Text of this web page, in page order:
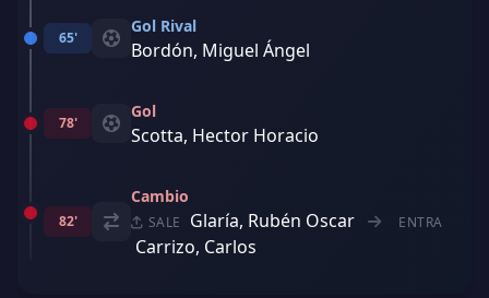
65'
Gol Rival
Bordón, Miguel Ángel
78'
Gol
Scotta, Hector Horacio
82'
Cambio
SALE Glaría, Rubén Oscar ENTRA
Carrizo, Carlos